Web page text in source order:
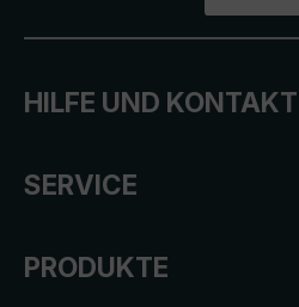
HILFE UND KONTAKT
SERVICE
PRODUKTE